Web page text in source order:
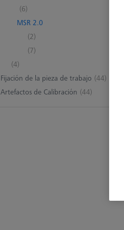
(6)
MSR 2.0
(2)
(7)
(4)
Fijación de la pieza de trabajo (44)
Artefactos de Calibración (44)